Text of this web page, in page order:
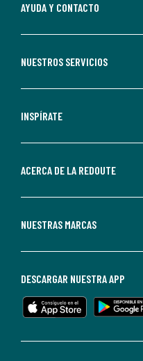
AYUDA Y CONTACTO
NUESTROS SERVICIOS
INSPÍRATE
ACERCA DE LA REDOUTE
NUESTRAS MARCAS
DESCARGAR NUESTRA APP